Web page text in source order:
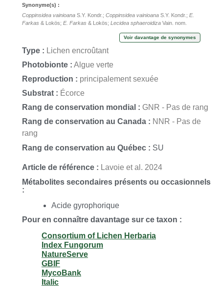
Synonyme(s) :
Coppinsidea vainioana S.Y. Kondr.; Coppinsidea vainioana S.Y. Kondr.; E.
Farkas & Lokös; E. Farkas & Lokös; Lecidea sphaeroidiza Vain. nom.
Voir davantage de synonymes
Type : Lichen encroûtant
Photobionte : Algue verte
Reproduction : principalement sexuée
Substrat : Écorce
Rang de conservation mondial : GNR - Pas de rang
Rang de conservation au Canada : NNR - Pas de
rang
Rang de conservation au Québec : SU
Article de référence : Lavoie et al. 2024
Métabolites secondaires présents ou occasionnels
:
Acide gyrophorique
Pour en connaître davantage sur ce taxon :
Consortium of Lichen Herbaria
Index Fungorum
NatureServe
GBIF
MycoBank
Italic